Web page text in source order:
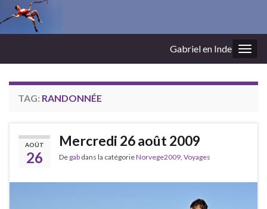
Gabriel en Inde
TAG: RANDONNÉE
AOÛT
26
Mercredi 26 août 2009
De gab dans la catégorieNorvege2009, Voyages